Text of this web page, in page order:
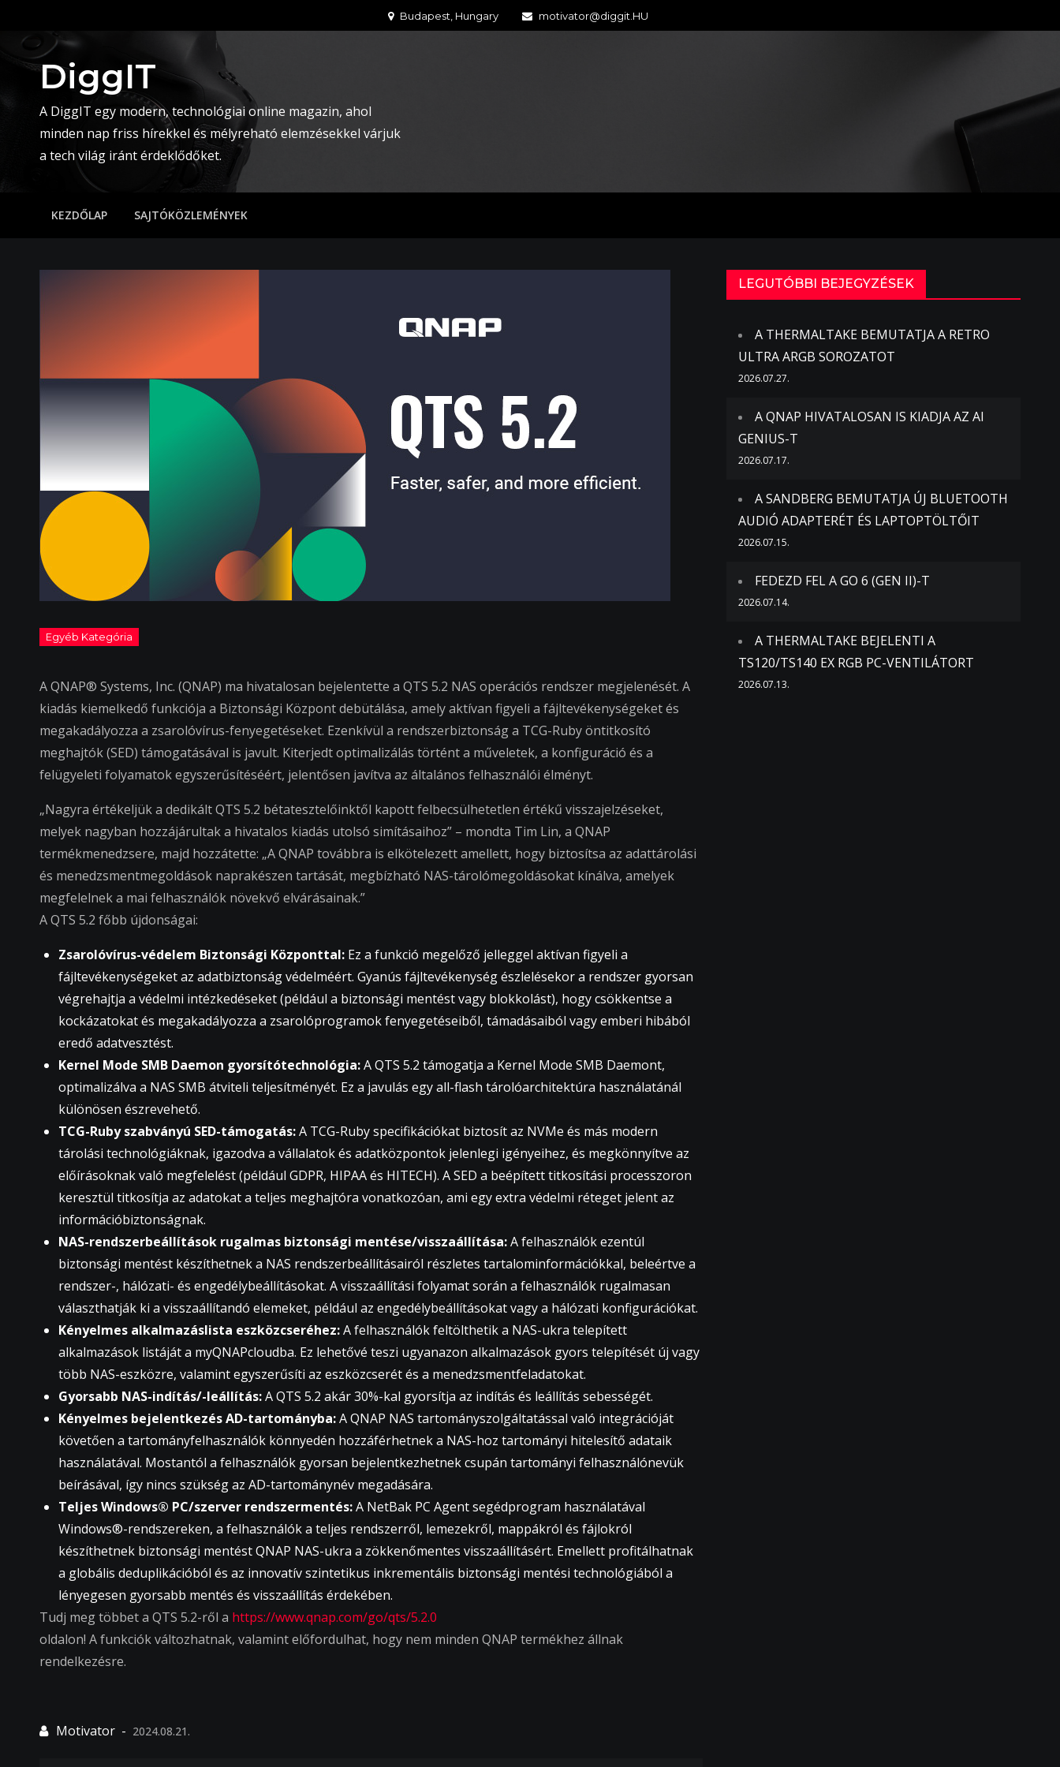
content
Budapest, Hungary motivator@diggit.HU
DiggIT
A DiggIT egy modern, technológiai online magazin, ahol
minden nap friss hírekkel és mélyreható elemzésekkel várjuk
a tech világ iránt érdeklődőket.
KEZDŐLAP SAJTÓKÖZLEMÉNYEK
A QNAP® Systems, Inc. (QNAP) ma hivatalosan bejelentette a QTS 5.2 NAS operációs rendszer megjelenését. A
kiadás kiemelkedő funkciója a Biztonsági Központ debütálása, amely aktívan figyeli a fájltevékenységeket és
megakadályozza a zsarolóvírus-fenyegetéseket. Ezenkívül a rendszerbiztonság a TCG-Ruby öntitkosító
meghajtók (SED) támogatásával is javult. Kiterjedt optimalizálás történt a műveletek, a konfiguráció és a
felügyeleti folyamatok egyszerűsítéséért, jelentősen javítva az általános felhasználói élményt.
„Nagyra értékeljük a dedikált QTS 5.2 bétatesztelőinktől kapott felbecsülhetetlen értékű visszajelzéseket,
melyek nagyban hozzájárultak a hivatalos kiadás utolsó simításaihoz” – mondta Tim Lin, a QNAP
termékmenedzsere, majd hozzátette: „A QNAP továbbra is elkötelezett amellett, hogy biztosítsa az adattárolási
és menedzsmentmegoldások naprakészen tartását, megbízható NAS-tárolómegoldásokat kínálva, amelyek
megfelelnek a mai felhasználók növekvő elvárásainak.”
A QTS 5.2 főbb újdonságai:
Zsarolóvírus-védelem Biztonsági Központtal: Ez a funkció megelőző jelleggel aktívan figyeli a
fájltevékenységeket az adatbiztonság védelméért. Gyanús fájltevékenység észlelésekor a rendszer gyorsan
végrehajtja a védelmi intézkedéseket (például a biztonsági mentést vagy blokkolást), hogy csökkentse a
kockázatokat és megakadályozza a zsarolóprogramok fenyegetéseiből, támadásaiból vagy emberi hibából
eredő adatvesztést.
Kernel Mode SMB Daemon gyorsítótechnológia:A QTS 5.2 támogatja a Kernel Mode SMB Daemont,
optimalizálva a NAS SMB átviteli teljesítményét. Ez a javulás egy all-flash tárolóarchitektúra használatánál
különösen észrevehető.
TCG-Ruby szabványú SED-támogatás:A TCG-Ruby specifikációkat biztosít az NVMe és más modern
tárolási technológiáknak, igazodva a vállalatok és adatközpontok jelenlegi igényeihez, és megkönnyítve az
előírásoknak való megfelelést (például GDPR, HIPAA és HITECH). A SED a beépített titkosítási processzoron
keresztül titkosítja az adatokat a teljes meghajtóra vonatkozóan, ami egy extra védelmi réteget jelent az
információbiztonságnak.
NAS-rendszerbeállítások rugalmas biztonsági mentése/visszaállítása:A felhasználók ezentúl
biztonsági mentést készíthetnek a NAS rendszerbeállításairól részletes tartalominformációkkal, beleértve a
rendszer-, hálózati- és engedélybeállításokat. A visszaállítási folyamat során a felhasználók rugalmasan
választhatják ki a visszaállítandó elemeket, például az engedélybeállításokat vagy a hálózati konfigurációkat.
Kényelmes alkalmazáslista eszközcseréhez:A felhasználók feltölthetik a NAS-ukra telepített
alkalmazások listáját a myQNAPcloudba. Ez lehetővé teszi ugyanazon alkalmazások gyors telepítését új vagy
több NAS-eszközre, valamint egyszerűsíti az eszközcserét és a menedzsmentfeladatokat.
Gyorsabb NAS-indítás/-leállítás:A QTS 5.2 akár 30%-kal gyorsítja az indítás és leállítás sebességét.
Kényelmes bejelentkezés AD-tartományba:A QNAP NAS tartományszolgáltatással való integrációját
követően a tartományfelhasználók könnyedén hozzáférhetnek a NAS-hoz tartományi hitelesítő adataik
használatával. Mostantól a felhasználók gyorsan bejelentkezhetnek csupán tartományi felhasználónevük
beírásával, így nincs szükség az AD-tartománynév megadására.
Teljes Windows® PC/szerver rendszermentés:A NetBak PC Agent segédprogram használatával
Windows®-rendszereken, a felhasználók a teljes rendszerről, lemezekről, mappákról és fájlokról
készíthetnek biztonsági mentést QNAP NAS-ukra a zökkenőmentes visszaállításért. Emellett profitálhatnak
a globális deduplikációból és az innovatív szintetikus inkrementális biztonsági mentési technológiából a
lényegesen gyorsabb mentés és visszaállítás érdekében.
Tudj meg többet a QTS 5.2-ről a https://www.qnap.com/go/qts/5.2.0
oldalon! A funkciók változhatnak, valamint előfordulhat, hogy nem minden QNAP termékhez állnak
rendelkezésre.
2024.08.21.
LEGUTÓBBI BEJEGYZÉSEK
A THERMALTAKE BEMUTATJA A RETRO
ULTRA ARGB SOROZATOT
2026.07.27.
A QNAP HIVATALOSAN IS KIADJA AZ AI
GENIUS-T
2026.07.17.
A SANDBERG BEMUTATJA ÚJ BLUETOOTH
AUDIÓ ADAPTERÉT ÉS LAPTOPTÖLTŐIT
2026.07.15.
FEDEZD FEL A GO 6 (GEN II)-T
2026.07.14.
A THERMALTAKE BEJELENTI A
TS120/TS140 EX RGB PC-VENTILÁTORT
2026.07.13.